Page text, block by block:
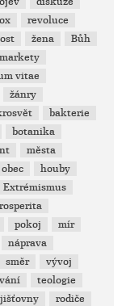
revoluce
žena
Bůh
vitae
žánry
bakterie
botanika
města
obec
houby
Extrémismus
pokoj
mír
náprava
směr
vývoj
teologie
rodiče